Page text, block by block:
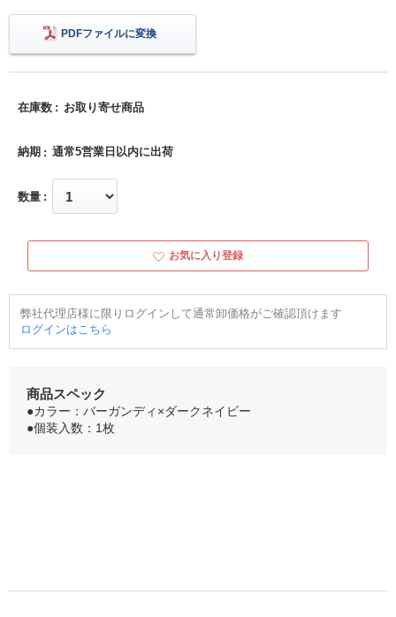
PDFファイルに変換
在庫数 お取り寄せ商品
納期 通常5営業日以内に出荷
数量
お気に入り登録
弊社代理店様に限りログインして通常卸価格がご確認頂けます
ログインはこちら
商品スペック
●カラー：バーガンディ×ダークネイビー
●個装入数：1枚